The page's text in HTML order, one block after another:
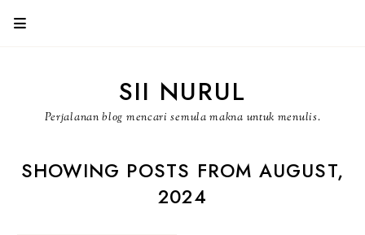
SII NURUL
Perjalanan blog mencari semula makna untuk menulis.
SHOWING POSTS FROM AUGUST,
2024